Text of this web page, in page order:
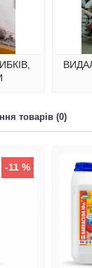
товарів (0)
-11 %